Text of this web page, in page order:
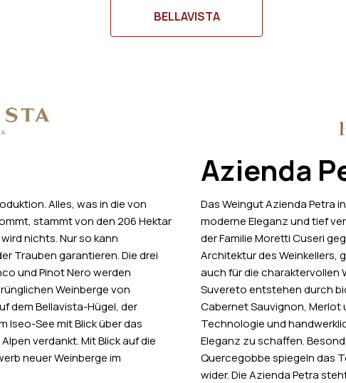
BELLAVISTA
Alles, was in die von
stammt von den 206 Hektar
nichts. Nur so kann
Trauben garantieren. Die drei
und Pinot Nero werden
Weinberge von
dem Bellavista-Hügel, der
Iseo-See mit Blick über das
verdankt. Mit Blick auf die
neuer Weinberge im
Azienda
Das Weingut Azienda Petra
moderne Eleganz und tief
der Familie Moretti Cuseri
Architektur des Weinkellers,
auch für die charaktervollen
Suvereto entstehen durch
Cabernet Sauvignon, Merlot
Technologie und
Eleganz zu schaffen.
Quercegobbe spiegeln das
wider. Die Azienda Petra